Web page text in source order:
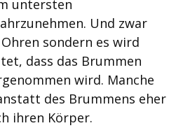
untersten
Und zwar
sondern es wird
dass das Brummen
wird. Manche
des Brummens eher
ihren Körper.